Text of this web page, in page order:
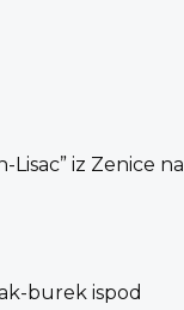
iz Zenice na
burek ispod